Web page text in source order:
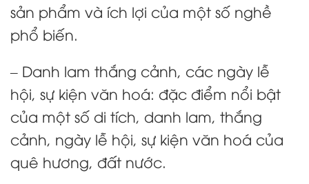
sản phẩm và ích lợi của một số nghề
phổ biến.
– Danh lam thắng cảnh, các ngày lễ
hội, sự kiện văn hoá: đặc điểm nổi bật
của một số di tích, danh lam, thắng
cảnh, ngày lễ hội, sự kiện văn hoá của
quê hương, đất nước.